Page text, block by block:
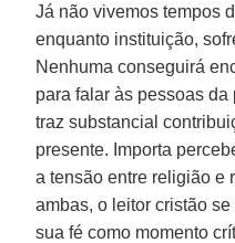
Já não vivemos tempos
enquanto instituição,
Nenhuma conseguirá
para falar às pessoas
traz substancial
presente. Importa
a tensão entre religião e
ambas, o leitor cristão
sua fé como momento